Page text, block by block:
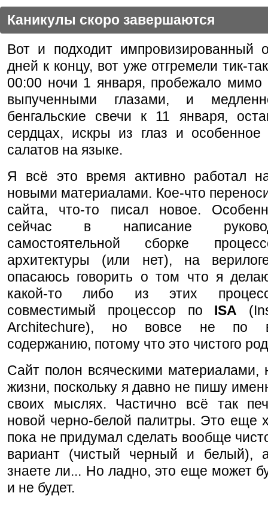
Каникулы скоро завершаются
Вот и подходит импровизированный
дней к концу, вот уже отгремели тик-
00:00 ночи 1 января, пробежало мимо
выпученными глазами, и
бенгальские свечи к 11 января,
сердцах, искры из глаз и особенное
салатов на языке.
Я всё это время активно работал
новыми материалами. Кое-что
сайта, что-то писал новое.
сейчас в написание
самостоятельной сборке
архитектуры (или нет), на
опасаюсь говорить о том что я
какой-то либо из этих
совместимый процессор по ISA
Architechure), но вовсе не по
содержанию, потому что это чистого
Сайт полон всяческими материалами,
жизни, поскольку я давно не пишу
своих мыслях. Частично всё так
новой черно-белой палитры. Это еще
пока не придумал сделать вообще
вариант (чистый черный и белый),
знаете ли... Но ладно, это еще может
и не будет.